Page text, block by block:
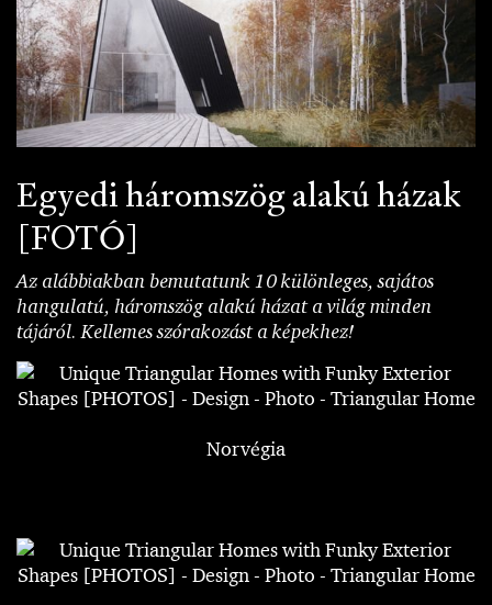
Egyedi háromszög alakú házak
[FOTÓ]
Az alábbiakban bemutatunk 10 különleges, sajátos
hangulatú, háromszög alakú házat a világ minden
tájáról. Kellemes szórakozást a képekhez!
Norvégia